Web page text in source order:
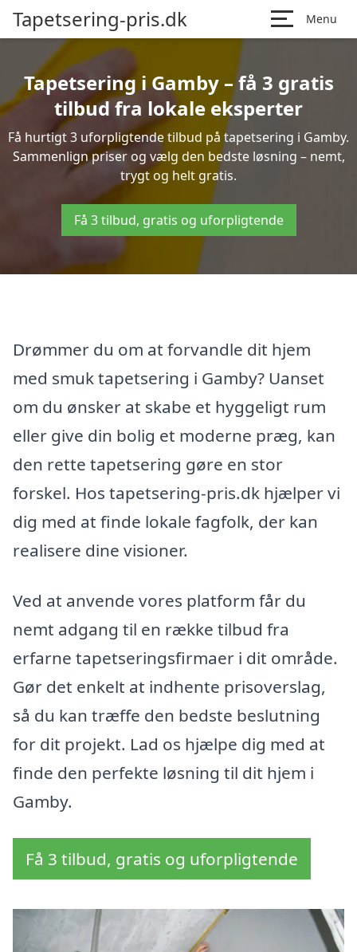
Tapetsering-pris.dk Menu
Tapetsering i Gamby – få 3 gratis
tilbud fra lokale eksperter
Få hurtigt 3 uforpligtende tilbud på tapetsering i Gamby.
Sammenlign priser og vælg den bedste løsning – nemt,
trygt og helt gratis.
Få 3 tilbud, gratis og uforpligtende
Drømmer du om at forvandle dit hjem
med smuk tapetsering i Gamby? Uanset
om du ønsker at skabe et hyggeligt rum
eller give din bolig et moderne præg, kan
den rette tapetsering gøre en stor
forskel. Hos tapetsering-pris.dk hjælper vi
dig med at finde lokale fagfolk, der kan
realisere dine visioner.
Ved at anvende vores platform får du
nemt adgang til en række tilbud fra
erfarne tapetseringsfirmaer i dit område.
Gør det enkelt at indhente prisoverslag,
så du kan træffe den bedste beslutning
for dit projekt. Lad os hjælpe dig med at
finde den perfekte løsning til dit hjem i
Gamby.
Få 3 tilbud, gratis og uforpligtende